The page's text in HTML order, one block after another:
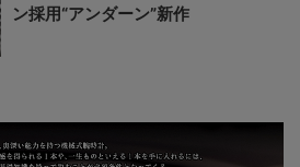
ン採用“アンダーン”新作